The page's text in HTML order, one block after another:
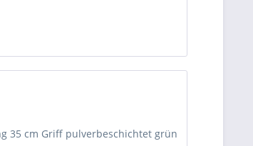
35 cm Griff pulverbeschichtet grün